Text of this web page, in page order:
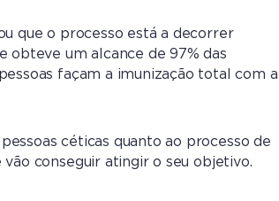
que o processo está a decorrer
obteve um alcance de 97% das
façam a imunização total com a
céticas quanto ao processo de
conseguir atingir o seu objetivo.